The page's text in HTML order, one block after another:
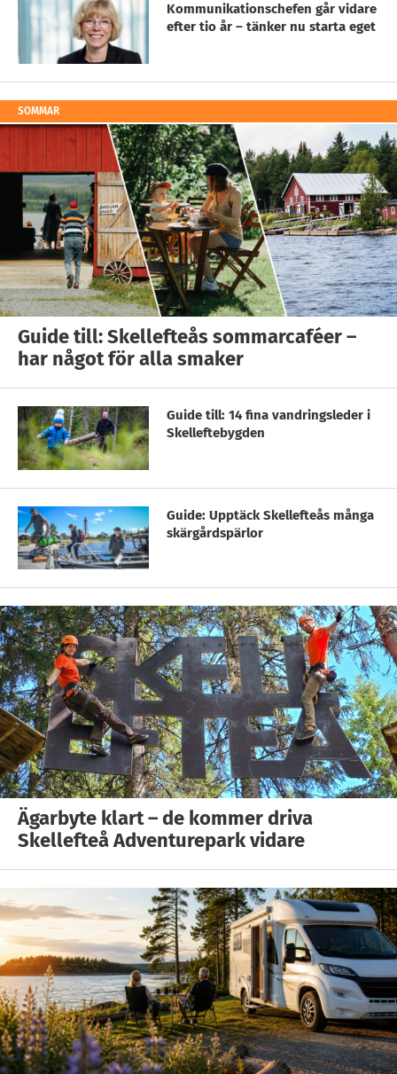
Kommunikationschefen går vidare
efter tio år – tänker nu starta eget
SOMMAR
Guide till: Skellefteås sommarcaféer –
har något för alla smaker
Guide till: 14 fina vandringsleder i
Skelleftebygden
Guide: Upptäck Skellefteås många
skärgårdspärlor
Ägarbyte klart – de kommer driva
Skellefteå Adventurepark vidare